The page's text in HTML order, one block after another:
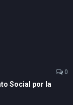
0
Social por la